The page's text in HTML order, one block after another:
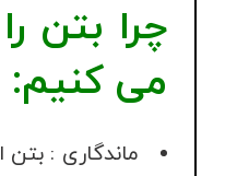
چرا بتن
می کنیم:
ماندگاری :